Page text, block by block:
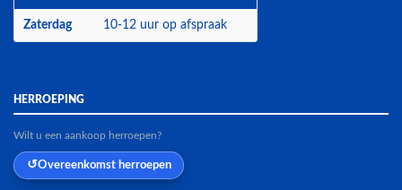
Zaterdag 10-12 uur op afspraak
HERROEPING
Wilt u een aankoop herroepen?
Overeenkomst herroepen